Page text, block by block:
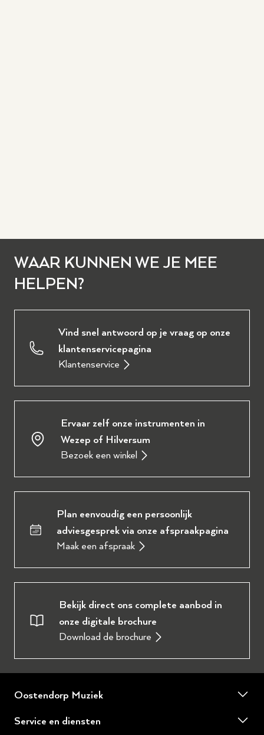
WAAR KUNNEN WE JE MEE
HELPEN?
Vind snel antwoord op je vraag op onze
klantenservicepagina
Klantenservice
Ervaar zelf onze instrumenten in
Wezep of Hilversum
Bezoek een winkel
Plan eenvoudig een persoonlijk
adviesgesprek via onze afspraakpagina
Maak een afspraak
Bekijk direct ons complete aanbod in
onze digitale brochure
Download de brochure
Oostendorp Muziek
Over ons
Service en diensten